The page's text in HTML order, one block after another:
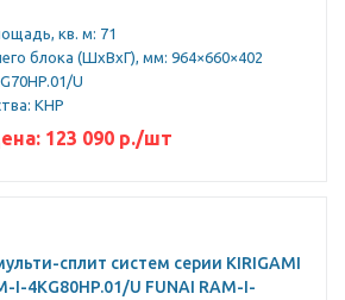
кв. м: 71
блока (ШхВхГ), мм: 964×660×402
U
КНР
123 090 р./шт
сплит систем серии KIRIGAMI
I-4KG80HP.01/U FUNAI RAM-I-